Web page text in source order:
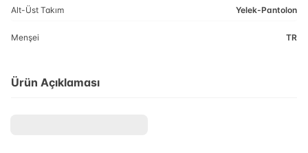
Alt-Üst Takım Yelek-Pantolon
Menşei TR
Ürün Açıklaması